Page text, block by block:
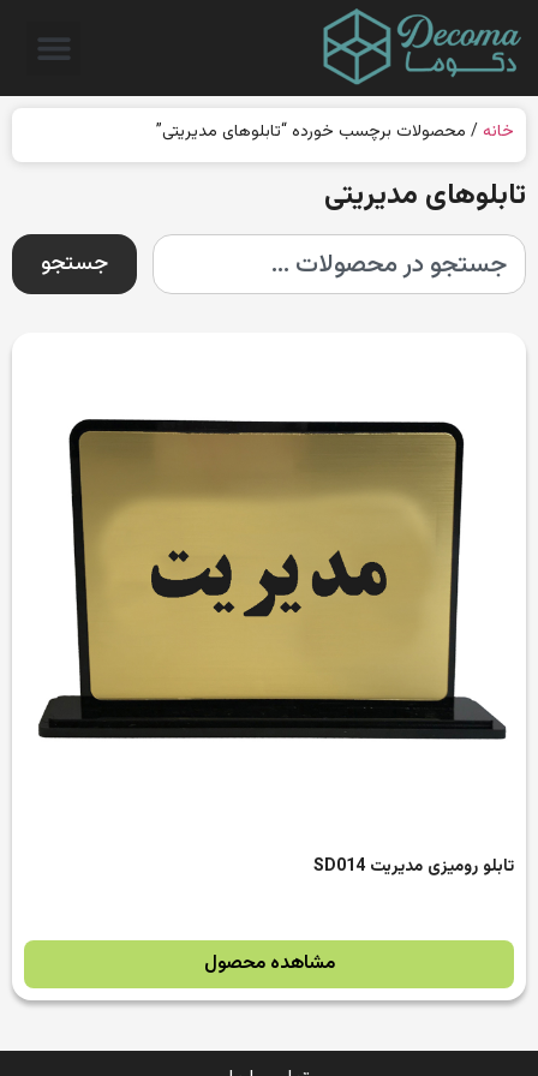
خانه / محصولات برچسب خورده “تابلوهای مدیریتی”
تابلوهای مدیریتی
جستجو
تابلو رومیزی مدیریت SD014
مشاهده محصول